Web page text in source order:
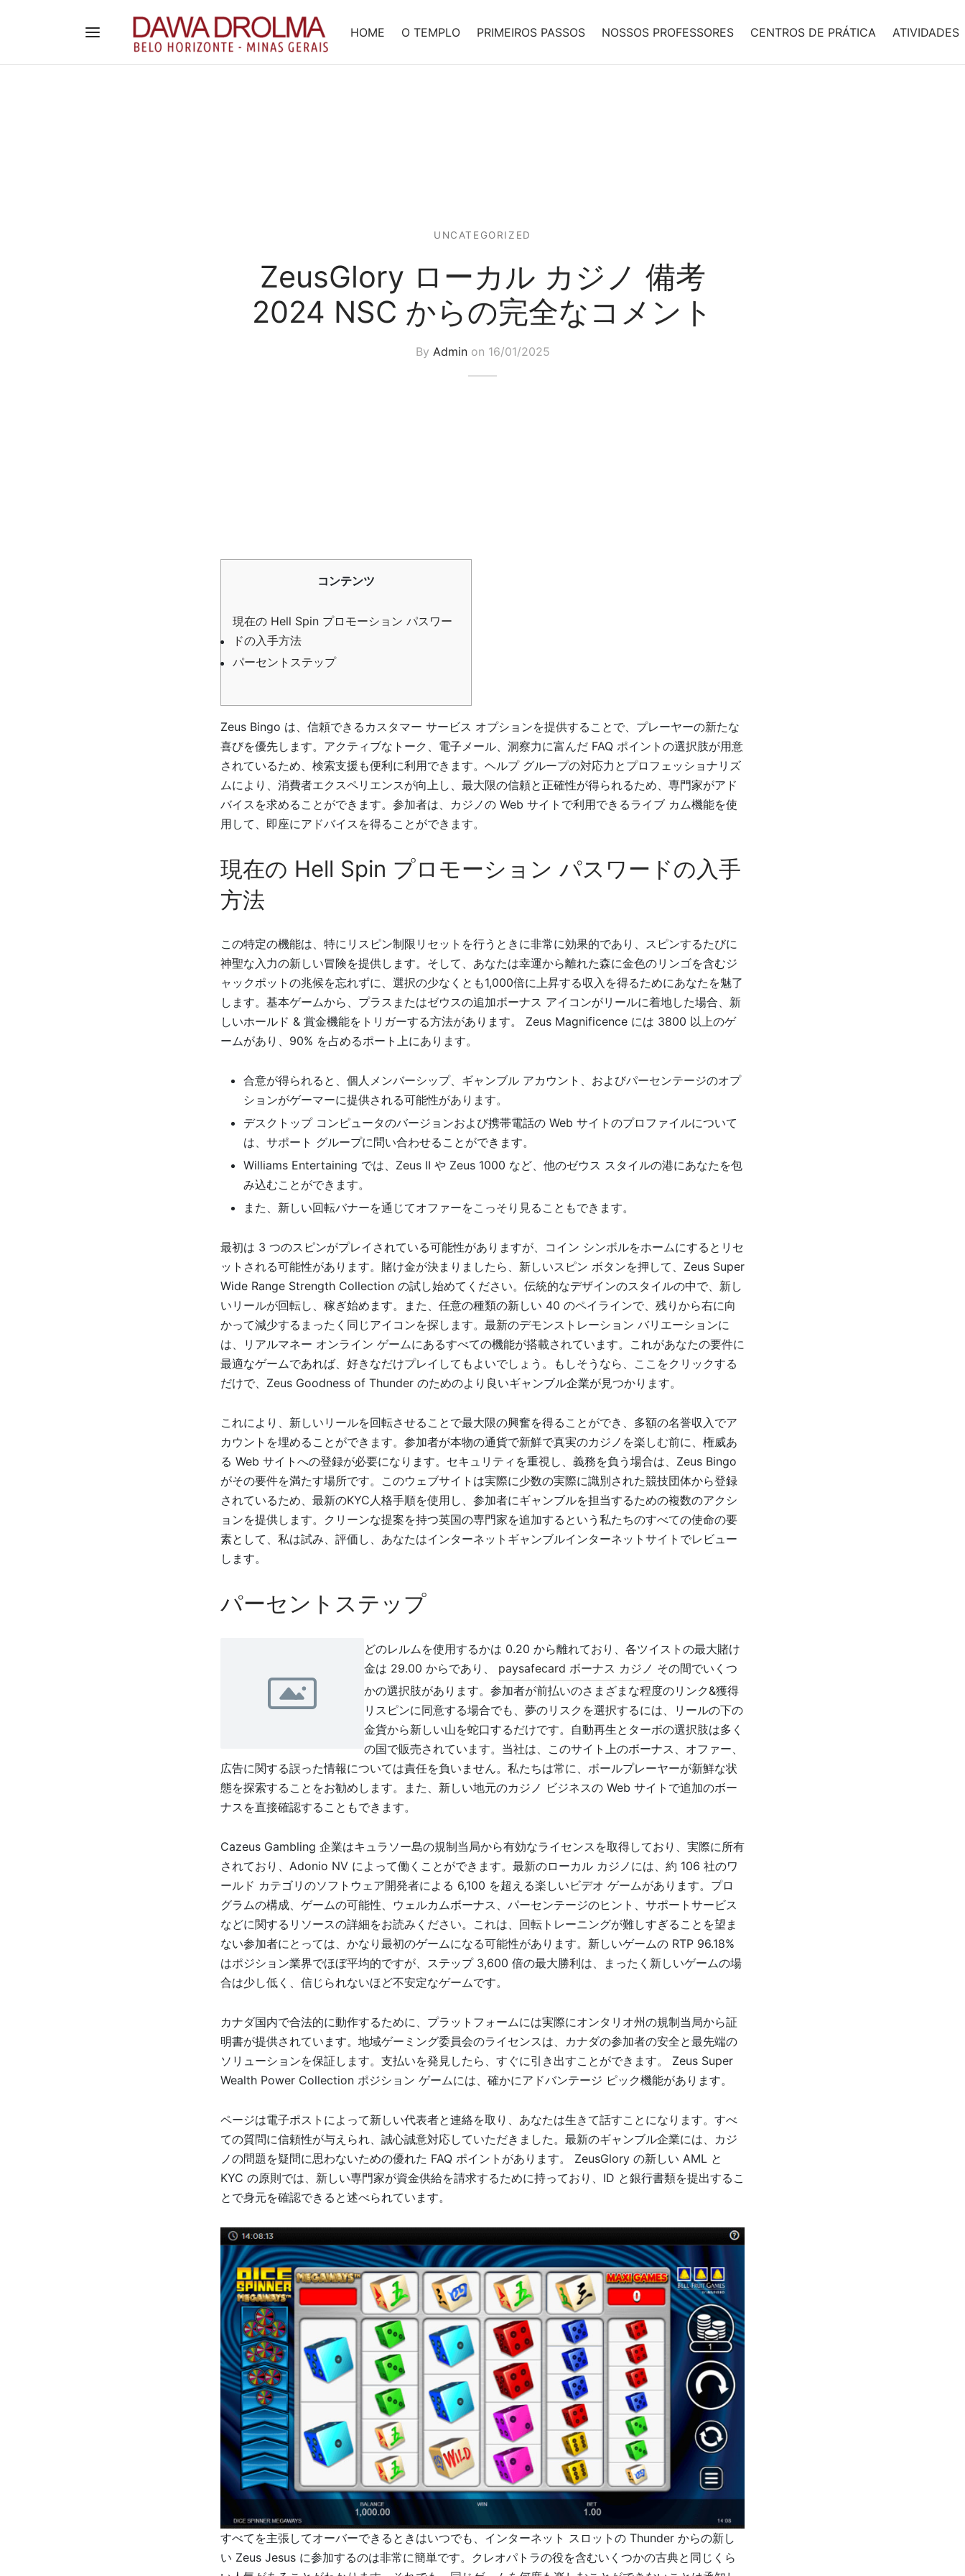
HOME O TEMPLO PRIMEIROS PASSOS NOSSOS PROFESSORES CENTROS DE PRÁTICA ATIVIDADES
UNCATEGORIZED
ZeusGlory ローカル カジノ 備考
2024 NSC からの完全なコメント
By Adminon 16/01/2025
コンテンツ
現在の Hell Spin プロモーション パスワー
ドの入手方法
パーセントステップ
Zeus Bingo は、信頼できるカスタマー サービス オプションを提供することで、プレーヤーの新たな
喜びを優先します。アクティブなトーク、電子メール、洞察力に富んだ FAQ ポイントの選択肢が用意
されているため、検索支援も便利に利用できます。ヘルプ グループの対応力とプロフェッショナリズ
ムにより、消費者エクスペリエンスが向上し、最大限の信頼と正確性が得られるため、専門家がアド
バイスを求めることができます。参加者は、カジノの Web サイトで利用できるライブ カム機能を使
用して、即座にアドバイスを得ることができます。
現在の Hell Spin プロモーション パスワードの入手
方法
この特定の機能は、特にリスピン制限リセットを行うときに非常に効果的であり、スピンするたびに
神聖な入力の新しい冒険を提供します。そして、あなたは幸運から離れた森に金色のリンゴを含むジ
ャックポットの兆候を忘れずに、選択の少なくとも1,000倍に上昇する収入を得るためにあなたを魅了
します。基本ゲームから、プラスまたはゼウスの追加ボーナス アイコンがリールに着地した場合、新
しいホールド & 賞金機能をトリガーする方法があります。 Zeus Magnificence には 3800 以上のゲ
ームがあり、90% を占めるポート上にあります。
合意が得られると、個人メンバーシップ、ギャンブル アカウント、およびパーセンテージのオプ
ションがゲーマーに提供される可能性があります。
デスクトップ コンピュータのバージョンおよび携帯電話の Web サイトのプロファイルについて
は、サポート グループに問い合わせることができます。
Williams Entertaining では、Zeus II や Zeus 1000 など、他のゼウス スタイルの港にあなたを包
み込むことができます。
また、新しい回転バナーを通じてオファーをこっそり見ることもできます。
最初は 3 つのスピンがプレイされている可能性がありますが、コイン シンボルをホームにするとリセ
ットされる可能性があります。賭け金が決まりましたら、新しいスピン ボタンを押して、Zeus Super
Wide Range Strength Collection の試し始めてください。伝統的なデザインのスタイルの中で、新し
いリールが回転し、稼ぎ始めます。また、任意の種類の新しい 40 のペイラインで、残りから右に向
かって減少するまったく同じアイコンを探します。最新のデモンストレーション バリエーションに
は、リアルマネー オンライン ゲームにあるすべての機能が搭載されています。これがあなたの要件に
最適なゲームであれば、好きなだけプレイしてもよいでしょう。もしそうなら、ここをクリックする
だけで、Zeus Goodness of Thunder のためのより良いギャンブル企業が見つかります。
これにより、新しいリールを回転させることで最大限の興奮を得ることができ、多額の名誉収入でア
カウントを埋めることができます。参加者が本物の通貨で新鮮で真実のカジノを楽しむ前に、権威あ
る Web サイトへの登録が必要になります。セキュリティを重視し、義務を負う場合は、Zeus Bingo
がその要件を満たす場所です。このウェブサイトは実際に少数の実際に識別された競技団体から登録
されているため、最新のKYC人格手順を使用し、参加者にギャンブルを担当するための複数のアクシ
ョンを提供します。クリーンな提案を持つ英国の専門家を追加するという私たちのすべての使命の要
素として、私は試み、評価し、あなたはインターネットギャンブルインターネットサイトでレビュー
します。
パーセントステップ
どのレルムを使用するかは 0.20 から離れており、各ツイストの最大賭け
金は 29.00 からであり、 paysafecard ボーナス カジノ その間でいくつ
かの選択肢があります。参加者が前払いのさまざまな程度のリンク&獲得
リスピンに同意する場合でも、夢のリスクを選択するには、リールの下の
金貨から新しい山を蛇口するだけです。自動再生とターボの選択肢は多く
の国で販売されています。当社は、このサイト上のボーナス、オファー、
広告に関する誤った情報については責任を負いません。私たちは常に、ボールプレーヤーが新鮮な状
態を探索することをお勧めします。また、新しい地元のカジノ ビジネスの Web サイトで追加のボー
ナスを直接確認することもできます。
Cazeus Gambling 企業はキュラソー島の規制当局から有効なライセンスを取得しており、実際に所有
されており、Adonio NV によって働くことができます。最新のローカル カジノには、約 106 社のワ
ールド カテゴリのソフトウェア開発者による 6,100 を超える楽しいビデオ ゲームがあります。プロ
グラムの構成、ゲームの可能性、ウェルカムボーナス、パーセンテージのヒント、サポートサービス
などに関するリソースの詳細をお読みください。これは、回転トレーニングが難しすぎることを望ま
ない参加者にとっては、かなり最初のゲームになる可能性があります。新しいゲームの RTP 96.18%
はポジション業界でほぼ平均的ですが、ステップ 3,600 倍の最大勝利は、まったく新しいゲームの場
合は少し低く、信じられないほど不安定なゲームです。
カナダ国内で合法的に動作するために、プラットフォームには実際にオンタリオ州の規制当局から証
明書が提供されています。地域ゲーミング委員会のライセンスは、カナダの参加者の安全と最先端の
ソリューションを保証します。支払いを発見したら、すぐに引き出すことができます。 Zeus Super
Wealth Power Collection ポジション ゲームには、確かにアドバンテージ ピック機能があります。
ページは電子ポストによって新しい代表者と連絡を取り、あなたは生きて話すことになります。すべ
ての質問に信頼性が与えられ、誠心誠意対応していただきました。最新のギャンブル企業には、カジ
ノの問題を疑問に思わないための優れた FAQ ポイントがあります。 ZeusGlory の新しい AML と
KYC の原則では、新しい専門家が資金供給を請求するために持っており、ID と銀行書類を提出するこ
とで身元を確認できると述べられています。
すべてを主張してオーバーできるときはいつでも、インターネット スロットの Thunder からの新し
い Zeus Jesus に参加するのは非常に簡単です。クレオパトラの役を含むいくつかの古典と同じくら